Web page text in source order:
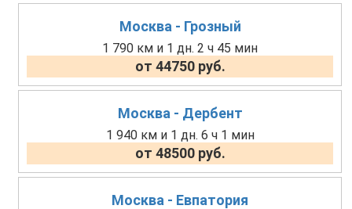
Москва - Грозный
1 790 км и 1 дн. 2 ч 45 мин
от 44750 руб.
Москва - Дербент
1 940 км и 1 дн. 6 ч 1 мин
от 48500 руб.
Москва - Евпатория